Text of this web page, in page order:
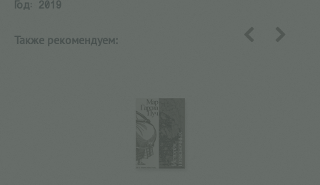
Год:
2019
Также рекомендуем: